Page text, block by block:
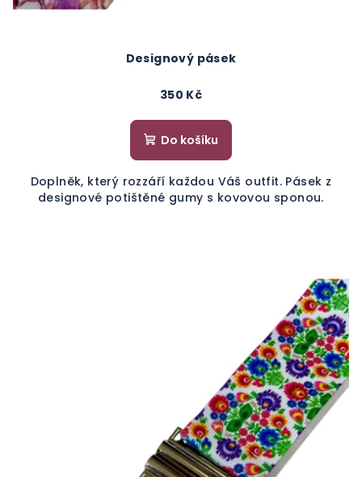
Designový pásek
350 Kč
Do košíku
Doplněk, který rozzáří každou Váš outfit. Pásek z
designové potištěné gumy s kovovou sponou.